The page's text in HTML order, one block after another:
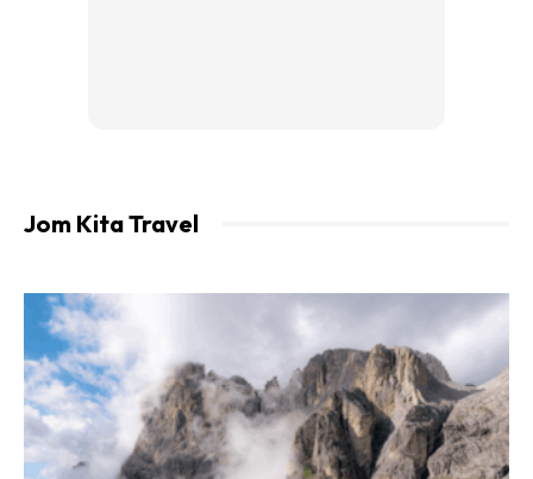
Selatan Delhi. Pasangan itu kini menetap di Mumbai dan
Jom Kita Travel